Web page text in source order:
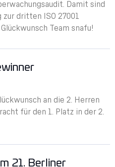
Damit sind
dritten ISO 27001
Team snafu!
an die 2. Herren
für den 1. Platz in der 2.
21. Berliner